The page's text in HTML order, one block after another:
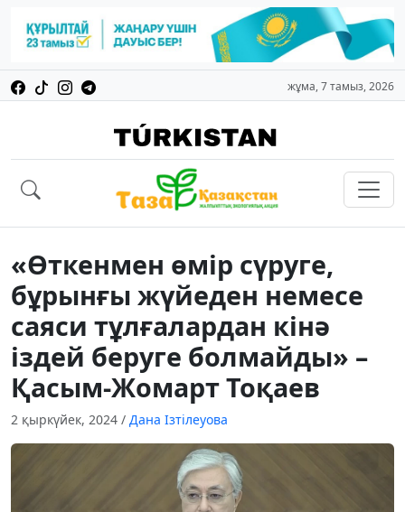
жұма, 7 тамыз, 2026
«Өткенмен өмір сүруге,
бұрынғы жүйеден немесе
саяси тұлғалардан кінә
іздей беруге болмайды» –
Қасым-Жомарт Тоқаев
2 қыркүйек, 2024 / Дана Ізтілеуова